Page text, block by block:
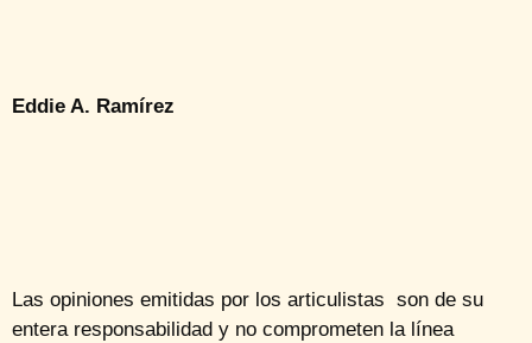
Eddie A. Ramírez
Las opiniones emitidas por los articulistas son de su
entera responsabilidad y no comprometen la línea